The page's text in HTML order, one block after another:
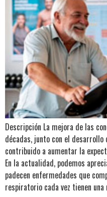
Descripción La mejora de las
décadas, junto con el
contribuido a aumentar la
En la actualidad, podemos
padecen enfermedades que
respiratorio cada vez tienen